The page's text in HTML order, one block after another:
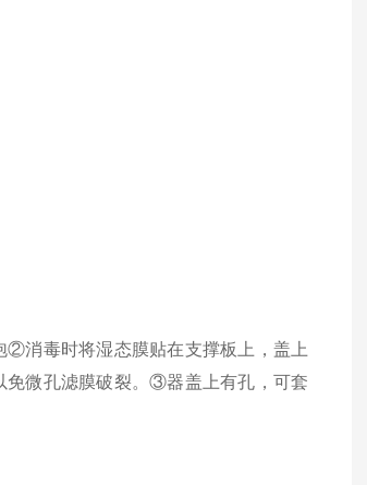
消毒时将湿态膜贴在支撑板上，盖上
免微孔滤膜破裂。③器盖上有孔，可套